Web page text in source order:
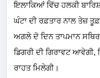
ਇਲਾਕਿਆਂ ਵਿੱਚ ਹਲਕੀ
ਘੰਟਾ ਦੀ ਰਫ਼ਤਾਰ ਨਾਲ ਤੇਜ਼
ਅਗਲੇ ਦੋ ਦਿਨ ਤਾਪਮਾਨ
ਡਿਗਰੀ ਦੀ ਗਿਰਾਵਟ ਆਵੇਗੀ,
ਰਾਹਤ ਮਿਲੇਗੀ।